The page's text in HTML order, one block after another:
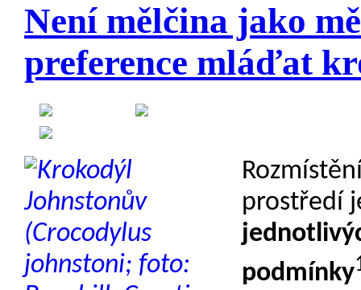
Není mělčina jako
preference mláďat
prostředí
podmínky